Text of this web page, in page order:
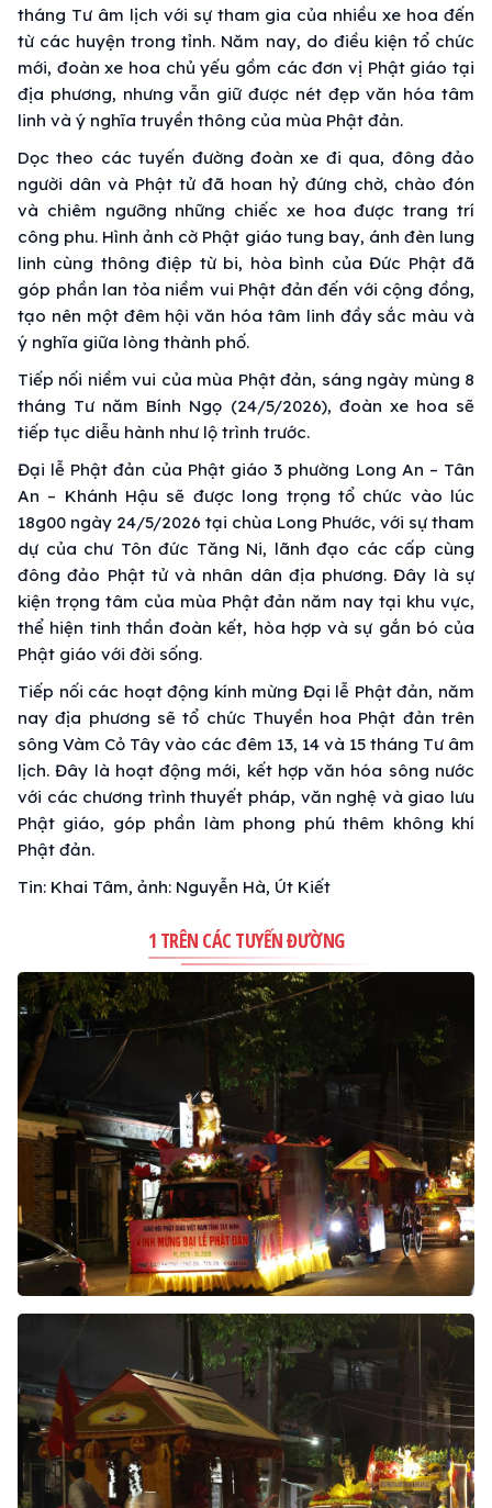
tháng Tư âm lịch với sự tham gia của nhiều xe hoa đến
từ các huyện trong tỉnh. Năm nay, do điều kiện tổ chức
mới, đoàn xe hoa chủ yếu gồm các đơn vị Phật giáo tại
địa phương, nhưng vẫn giữ được nét đẹp văn hóa tâm
linh và ý nghĩa truyền thông của mùa Phật đản.
Dọc theo các tuyến đường đoàn xe đi qua, đông đảo
người dân và Phật tử đã hoan hỷ đứng chờ, chào đón
và chiêm ngưỡng những chiếc xe hoa được trang trí
công phu. Hình ảnh cờ Phật giáo tung bay, ánh đèn lung
linh cùng thông điệp từ bi, hòa bình của Đức Phật đã
góp phần lan tỏa niềm vui Phật đản đến với cộng đồng,
tạo nên một đêm hội văn hóa tâm linh đầy sắc màu và
ý nghĩa giữa lòng thành phố.
Tiếp nối niềm vui của mùa Phật đản, sáng ngày mùng 8
tháng Tư năm Bính Ngọ (24/5/2026), đoàn xe hoa sẽ
tiếp tục diễu hành như lộ trình trước.
Đại lễ Phật đản của Phật giáo 3 phường Long An – Tân
An – Khánh Hậu sẽ được long trọng tổ chức vào lúc
18g00 ngày 24/5/2026 tại chùa Long Phước, với sự tham
dự của chư Tôn đức Tăng Ni, lãnh đạo các cấp cùng
đông đảo Phật tử và nhân dân địa phương. Đây là sự
kiện trọng tâm của mùa Phật đản năm nay tại khu vực,
thể hiện tinh thần đoàn kết, hòa hợp và sự gắn bó của
Phật giáo với đời sống.
Tiếp nối các hoạt động kính mừng Đại lễ Phật đản, năm
nay địa phương sẽ tổ chức Thuyền hoa Phật đản trên
sông Vàm Cỏ Tây vào các đêm 13, 14 và 15 tháng Tư âm
lịch. Đây là hoạt động mới, kết hợp văn hóa sông nước
với các chương trình thuyết pháp, văn nghệ và giao lưu
Phật giáo, góp phần làm phong phú thêm không khí
Phật đản.
Tin: Khai Tâm, ảnh: Nguyễn Hà, Út Kiết
1 TRÊN CÁC TUYẾN ĐƯỜNG